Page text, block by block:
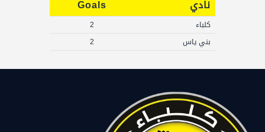
نادي Goals
كلباء
2
بني ياس
2